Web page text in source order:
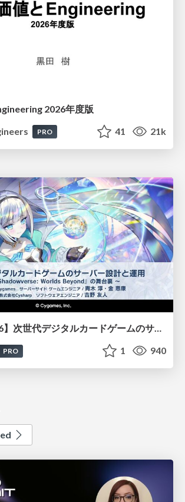
2026年度版
PRO 41 21k
【CEDEC2026】次世代デジタルカードゲームのサーバー設計と運用 〜『Shadowverse: Worlds Beyond』の舞台裏～
PRO 1 940